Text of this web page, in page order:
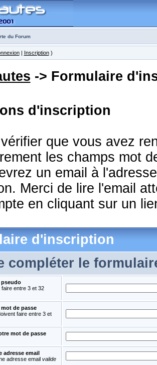
du Forum
| Inscription)
-> Formulaire
d'inscription
que vous avez
les champs mot
un email à
Merci de lire l'email
en cliquant sur un
d'inscription
compléter le
pseudo
entre 3 et 32
de passe
faire entre 3 et
mot de passe
adresse email
adresse email valide